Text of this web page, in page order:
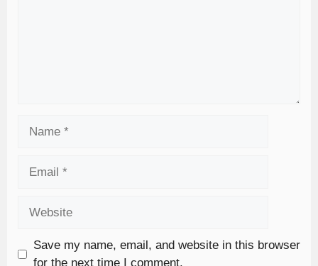
Save my name, email, and website in this browser
for the next time I comment.